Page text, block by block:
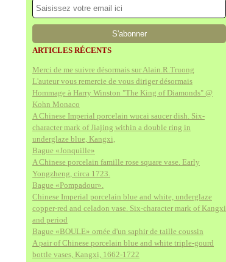
ARTICLES RÉCENTS
Merci de me suivre désormais sur Alain.R.Truong
L'auteur vous remercie de vous diriger désormais
Hommage à Harry Winston "The King of Diamonds" @
Kohn Monaco
A Chinese Imperial porcelain wucai saucer dish. Six-
character mark of Jiajing within a double ring in
underglaze blue, Kangxi,
Bague «Jonquille»
A Chinese porcelain famille rose square vase. Early
Yongzheng, circa 1723.
Bague «Pompadour».
Chinese Imperial porcelain blue and white, underglaze
copper-red and celadon vase. Six-character mark of Kangxi
and period
Bague «BOULE» ornée d'un saphir de taille coussin
A pair of Chinese porcelain blue and white triple-gourd
bottle vases, Kangxi, 1662-1722